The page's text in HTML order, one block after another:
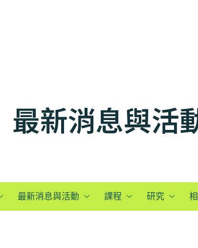
最新消息與活
最新消息與活動 課程 研究